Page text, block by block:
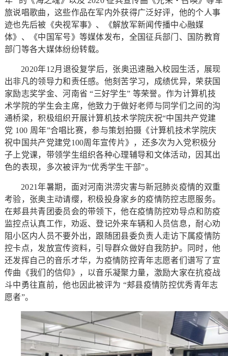
旅说唱歌曲，这些作品在军内外获得广泛好评，他的个人事
迹也先后被《央视军事》、《解放军新闻传播中心融媒
体》、《中国军号》等媒体发布，全国征兵部门、国防教育
部门等各大媒体纷纷转载。
2020年12月退役复学后，张奥迅速融入校园生活，展现
出非凡的领导力和责任感。他刻苦学习，成绩优异，荣获国
家励志奖学金、河南省 “三好学生” 等荣誉。作为计算机技
术学院的学生会主席，他致力于做好老师与同学们之间的沟
通桥梁，积极组织开展计算机技术学院庆祝“中国共产党建
党 100 周年”合唱比赛，参与策划拍摄《计算机技术学院庆
祝中国共产党建党100周年宣传片》，还多次为入党积极分
子上党课，带领学生组织各种心理辅导和文体活动，因其出
色的表现，多次被评为“优秀学生干部”。
2021年暑期，面对河南洪涝灾害与新冠肺炎疫情的双重
考验，张奥主动请缨，积极投身家乡的疫情防控志愿服务。
在郏县共青团委员会的带领下，他在疫情防控劝导点和防疫
监控点认真工作，劝返、登记外来车辆和人员信息，耐心劝
阻小区内人员不要外出，跟随团县委负责人走访下属疫情防
控卡点，发放宣传资料，引导群众做好自我防护。同时，他
还发挥自己的音乐才华，为疫情防控青年志愿者们谱写了宣
传曲《我们的信仰》，以音乐凝聚力量，激励大家在抗疫战
斗中勇往直前，他也因此被评为 “郏县疫情防控优秀青年志
愿者”。